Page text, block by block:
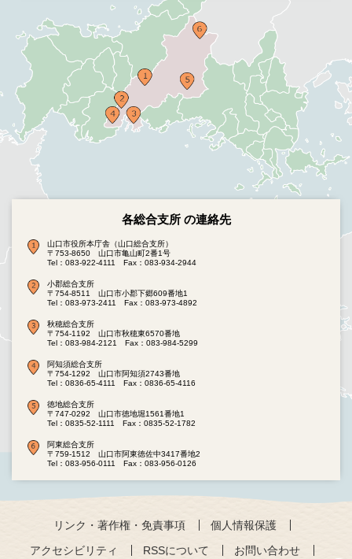
各総合支所 の連絡先
山口市役所本庁舎（山口総合支所）
〒753-8650 山口市亀山町2番1号
Tel：083-922-4111
Fax：083-934-2944
小郡総合支所
〒754-8511 山口市小郡下郷609番地1
Tel：083-973-2411
Fax：083-973-4892
秋穂総合支所
〒754-1192 山口市秋穂東6570番地
Tel：083-984-2121
Fax：083-984-5299
阿知須総合支所
〒754-1292 山口市阿知須2743番地
Tel：0836-65-4111
Fax：0836-65-4116
徳地総合支所
〒747-0292 山口市徳地堀1561番地1
Tel：0835-52-1111
Fax：0835-52-1782
阿東総合支所
〒759-1512 山口市阿東徳佐中3417番地2
Tel：083-956-0111
Fax：083-956-0126
リンク・著作権・免責事項
個人情報保護
アクセシビリティ
RSSについて お問い合わせ